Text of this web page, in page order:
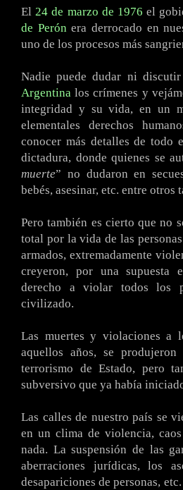
El24 de marzo de 1976 el
de Perónera derrocado en
uno de los procesos más
Nadie puede dudar ni
Argentina los crímenes y
integridad y su vida, en un
elementales derechos
conocer más detalles de
dictadura, donde quienes se
muerte” no dudaron en
bebés, asesinar, etc. entre otros
Pero también es cierto que no
total por la vida de las
armados, extremadamente
creyeron, por una supuesta
derecho a violar todos los
civilizado.
Las muertes y violaciones a
aquellos años, se
terrorismo de Estado, pero
subversivo que ya había
Las calles de nuestro país se
en un clima de violencia,
nada. La suspensión de las
aberraciones jurídicas, los
desapariciones de personas,